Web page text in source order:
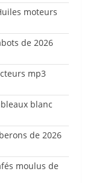
moteurs
de 2026
mp3
blanc
de 2026
moulus de